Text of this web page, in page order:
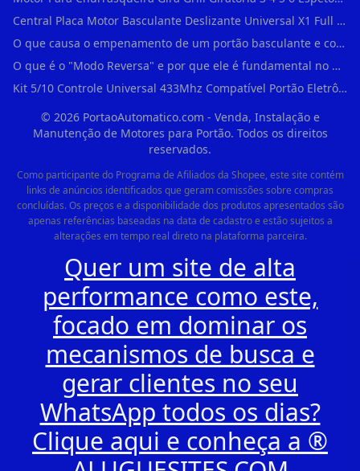
Central Placa Motor Basculante Deslizante Universal X1 Full Range 433mhz em Vila Prudente
O que causa o empenamento de um portão basculante e como evitar em Campo Belo?
O que é o "Modo Reversa" e por que ele é fundamental no dia a dia em Itapevi?
Kit 5/10 Controle Universal 433Mhz Compatível Portão Eletrônico Garagem Residenc em Pinheiros
© 2026PortaoAutomatico.com - Venda, Instalação e
Manutenção de Motores para Portão. Todos os direitos
reservados.
Como participante do Programa de Afiliados da Shopee, este site contém
links de anúncios identificados que geram comissões sobre compras
concluídas. Os preços e a disponibilidade dos produtos apresentados são
apenas referências baseadas na data de cadastro e estão sujeitos a
alterações em tempo real direto na plataforma parceira.
Quer um site de alta
performance como este,
focado em dominar os
mecanismos de busca e
gerar clientes no seu
WhatsApp todos os dias?
Clique aqui e conheça a ®